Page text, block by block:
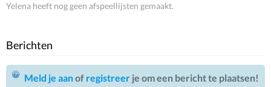
Yelena heeft nog geen afspeellijsten gemaakt.
Berichten
Meld je aanof registreer je om een bericht te plaatsen!